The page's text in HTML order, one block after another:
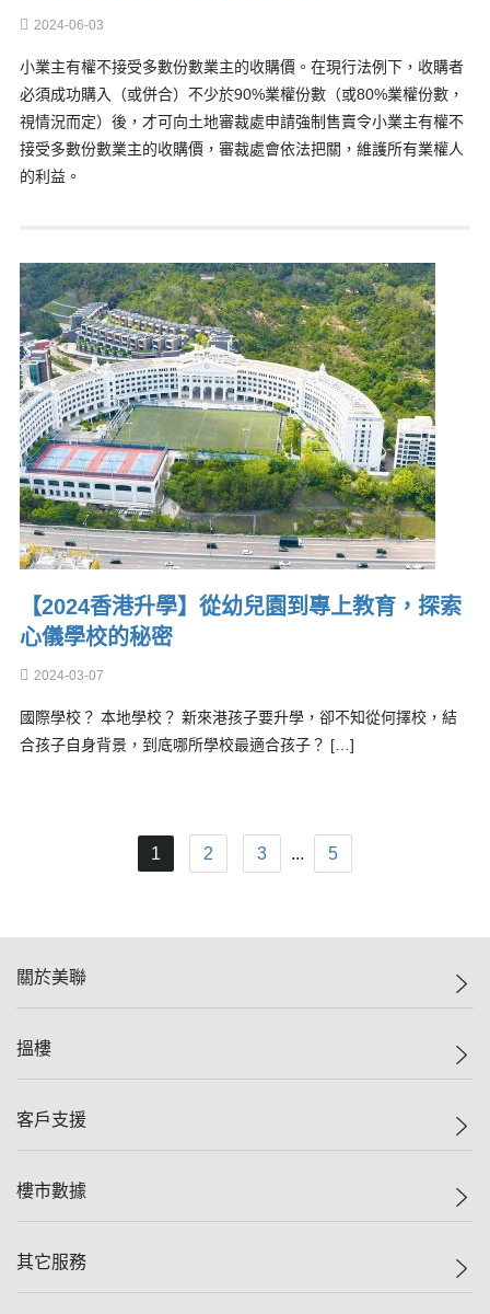
2024-06-03
小業主有權不接受多數份數業主的收購價。在現行法例下，收購者
必須成功購入（或併合）不少於90%業權份數（或80%業權份數，
視情況而定）後，才可向土地審裁處申請強制售賣令小業主有權不
接受多數份數業主的收購價，審裁處會依法把關，維護所有業權人
的利益。
【2024香港升學】從幼兒園到專上教育，探索
心儀學校的秘密
2024-03-07
國際學校？ 本地學校？ 新來港孩子要升學，卻不知從何擇校，結
合孩子自身背景，到底哪所學校最適合孩子？ […]
1 2 3 ... 5
關於美聯
美聯集團
人才招募
搵樓
一手新盤
減價
美聯豪宅
獨家樓盤
客戶支援
自助放盤
查詢熱線
樓市數據
樓價指數
其它服務